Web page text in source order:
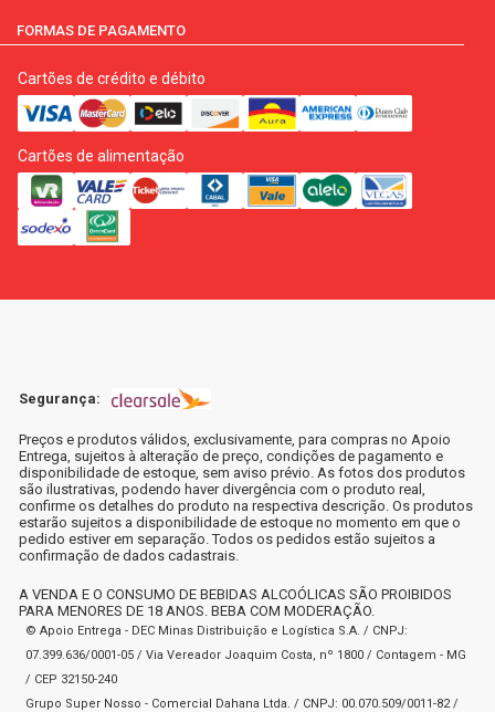
FORMAS DE PAGAMENTO
Cartões de crédito e débito
Cartões de alimentação
Segurança:
Preços e produtos válidos, exclusivamente, para compras no Apoio
Entrega, sujeitos à alteração de preço, condições de pagamento e
disponibilidade de estoque, sem aviso prévio. As fotos dos produtos
são ilustrativas, podendo haver divergência com o produto real,
confirme os detalhes do produto na respectiva descrição. Os produtos
estarão sujeitos a disponibilidade de estoque no momento em que o
pedido estiver em separação. Todos os pedidos estão sujeitos a
confirmação de dados cadastrais.
A VENDA E O CONSUMO DE BEBIDAS ALCOÓLICAS SÃO PROIBIDOS
PARA MENORES DE 18 ANOS. BEBA COM MODERAÇÃO.
© Apoio Entrega - DEC Minas Distribuição e Logística S.A. / CNPJ:
07.399.636/0001-05 / Via Vereador Joaquim Costa, nº 1800 / Contagem - MG
/ CEP 32150-240
Grupo Super Nosso - Comercial Dahana Ltda. / CNPJ: 00.070.509/0011-82 /